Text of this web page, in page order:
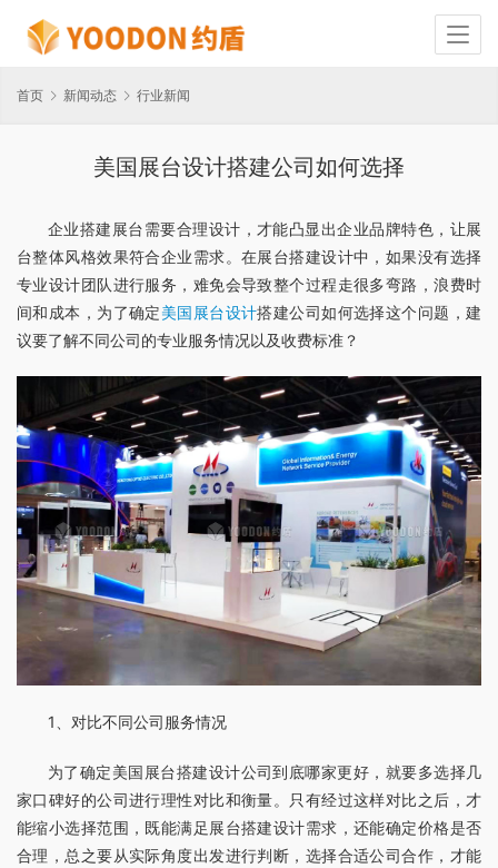
首页 新闻动态 行业新闻
美国展台设计搭建公司如何选择
企业搭建展台需要合理设计，才能凸显出企业品牌特色，让展
台整体风格效果符合企业需求。在展台搭建设计中，如果没有选择
专业设计团队进行服务，难免会导致整个过程走很多弯路，浪费时
间和成本，为了确定美国展台设计搭建公司如何选择这个问题，建
议要了解不同公司的专业服务情况以及收费标准？
1、对比不同公司服务情况
为了确定美国展台搭建设计公司到底哪家更好，就要多选择几
家口碑好的公司进行理性对比和衡量。只有经过这样对比之后，才
能缩小选择范围，既能满足展台搭建设计需求，还能确定价格是否
合理，总之要从实际角度出发进行判断，选择合适公司合作，才能